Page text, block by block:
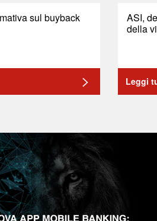
sul buyback
ASI,
della
Leggi